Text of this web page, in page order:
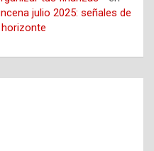
julio 2025: señales de